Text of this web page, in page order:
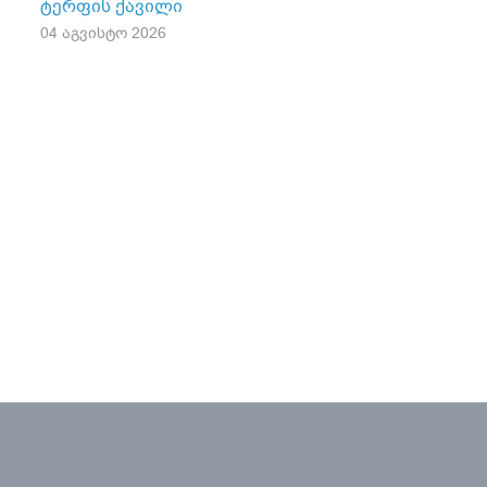
ტერფის ქავილი
04 აგვისტო 2026